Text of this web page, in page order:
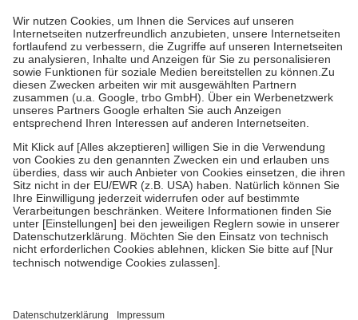
höchstens zehn Euro.
Es sind jedoch nie mehr als die tatsächlichen
Kosten der Leistung zu entrichten.
Diese Regeln gelten grundsätzlich auch für Online-Apotheken.
Bei Heilmitteln und häuslicher Krankenpflege beträgt die
Zuzahlung zehn Prozent der Kosten sowie zehn Euro je
Verordnung.
Um das Engagement der Versicherten für ihre eigene Gesundheit zu
stärken und die besondere Stellung der Familie zu unterstützen,
fallenkeine Zuzahlungenan bei:
• Kindern und Jugendlichen bis zum vollendeten 18. Lebensjahr
mit Ausnahme der Fahrkosten
• Untersuchungen zur Vorsorge und Früherkennung, die von der
GKV getragen werden
• empfohlenen Schutzimpfungen
• Harn- und Blutteststreifen
getroffen, um sicherzustellen, dass es sich um echte Bewertungen